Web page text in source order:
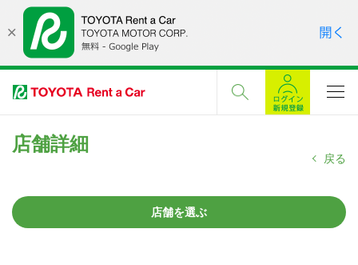
店舗詳細
戻る
店舗を選ぶ